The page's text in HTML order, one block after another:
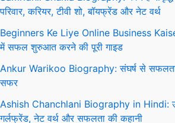
परिवार, करियर, टीवी शो, बॉयफ्रेंड और नेट वर्थ
Beginners Ke Liye Online Business
में सफल शुरुआत करने की पूरी गाइड
Ankur Warikoo Biography: संघर्ष से
सफर
Ashish Chanchlani Biography in Hindi:
गर्लफ्रेंड, नेट वर्थ और सफलता की कहानी